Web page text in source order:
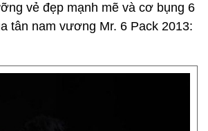
vẻ đẹp mạnh mẽ và cơ bụng 6
tân nam vương Mr. 6 Pack 2013: